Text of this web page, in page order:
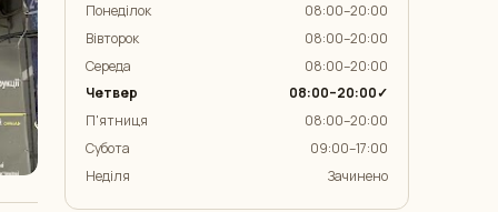
Понеділок
08:00–20:00
Вівторок
08:00–20:00
Середа
08:00–20:00
Четвер
08:00–20:00✓
П'ятниця
08:00–20:00
Субота
09:00–17:00
Неділя
Зачинено